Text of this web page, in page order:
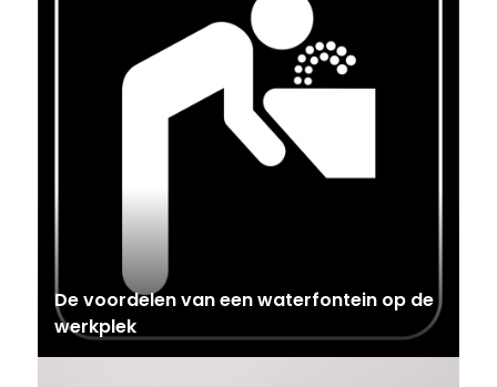
De voordelen van een waterfontein op de
werkplek